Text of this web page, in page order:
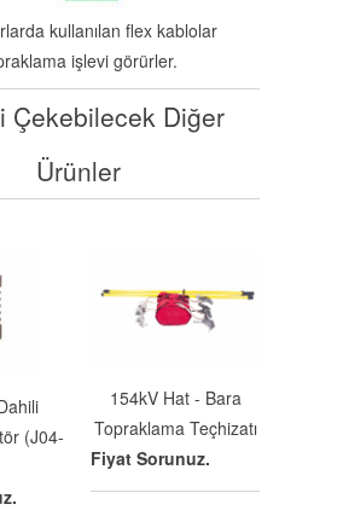
kullanılan flex kablolar
işlevi görürler.
Çekebilecek Diğer
Ürünler
(J04-
154kV Hat - Bara
Topraklama Teçhizatı
Fiyat Sorunuz.